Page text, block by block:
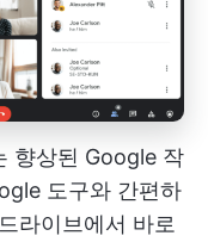
향상된 Google 작
도구와 간편하
라이브에서 바로